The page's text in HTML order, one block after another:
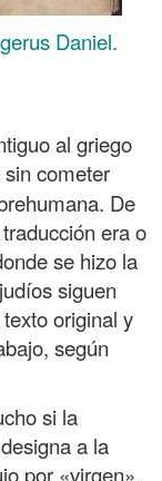
Daniel.
al griego
cometer
De
era o
se hizo la
siguen
original y
según
si la
a la
por «virgen»,